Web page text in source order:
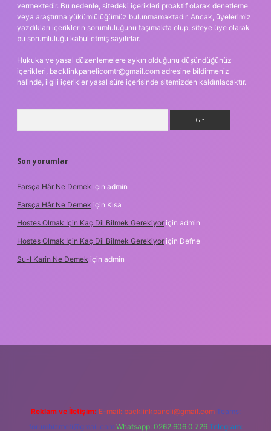
vermektedir. Bu nedenle, sitedeki içerikleri proaktif olarak denetleme
veya araştırma yükümlülüğümüz bulunmamaktadır. Ancak, üyelerimiz
yazdıkları içeriklerin sorumluluğunu taşımakta olup, siteye üye olarak
bu sorumluluğu kabul etmiş sayılırlar.
Hukuka ve yasal düzenlemelere aykırı olduğunu düşündüğünüz
içerikleri, backlinkpanelicomtr@gmail.com adresine bildirmeniz
halinde, ilgili içerikler yasal süre içerisinde sitemizden kaldırılacaktır.
Son yorumlar
Farsça Hâr Ne Demek için admin
Farsça Hâr Ne Demek için Kısa
Hostes Olmak Için Kaç Dil Bilmek Gerekiyor için admin
Hostes Olmak Için Kaç Dil Bilmek Gerekiyor için Defne
Su-I Karin Ne Demek için admin
Reklam ve İletişim: E-mail: backlinkpaneli@gmail.com Teams:
forumhizmeti@gmail.com Whatsapp: 0262 606 0 726 Telegram: